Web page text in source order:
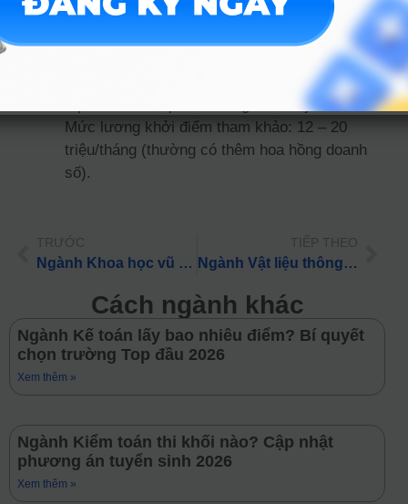
triệu/tháng.
Tư vấn kỹ thuật và
chuyển giao công nghệ thiết bị y tế cho các
tập đoàn dược phẩm, trang thiết bị y tế –
Mức lương khởi điểm tham khảo: 12 – 20
triệu/tháng (thường có thêm hoa hồng doanh
số).
Ngành Khoa học vũ trụ và công nghệ vệ tinh lấy bao nhiêu điểm? Bí quyết chọn trường Top đầu 2026 Ngành Vật liệu thông minh và trí tuệ nhân tạo lấy bao nhiêu điểm? Bí quyết chọn trường Top đầu 2026
Cách ngành khác
Ngành Kế toán lấy bao nhiêu điểm? Bí quyết
chọn trường Top đầu 2026
Xem thêm »
Ngành Kiểm toán thi khối nào? Cập nhật
phương án tuyển sinh 2026
Xem thêm »